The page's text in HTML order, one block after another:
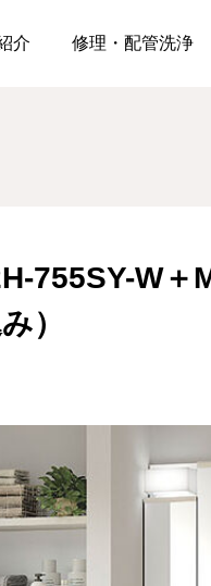
介 修理・配管洗浄
753TZJU-T ￥138,000（
755SY-W＋
）